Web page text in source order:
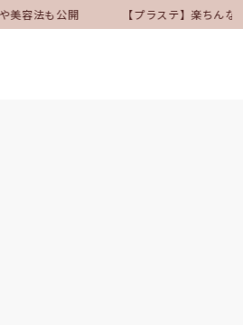
美容法も公開 【プラステ】楽ちん